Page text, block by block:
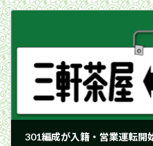
301編成が入籍・営業運転開